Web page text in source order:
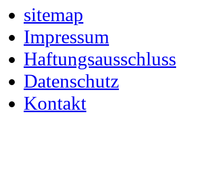
sitemap
Impressum
Haftungsausschluss
Datenschutz
Kontakt